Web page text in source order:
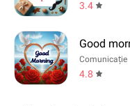
3.4
Comunicație
4.8